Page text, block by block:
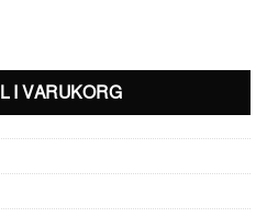
Spark mängd
I VARUKORG